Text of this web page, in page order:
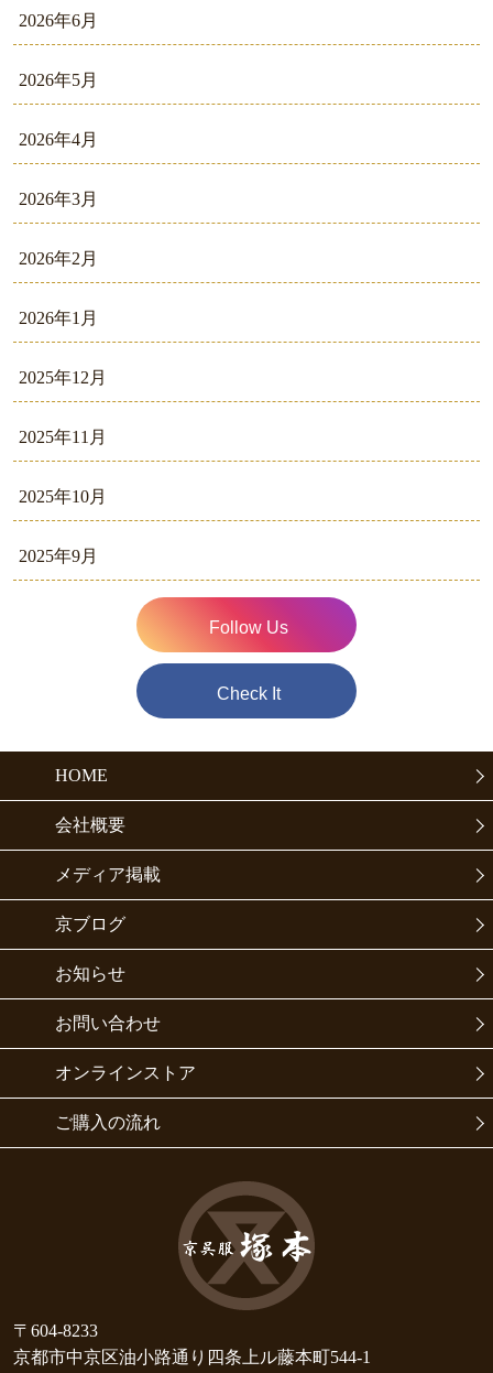
2026年6月
2026年5月
2026年4月
2026年3月
2026年2月
2026年1月
2025年12月
2025年11月
2025年10月
2025年9月
Follow Us
Check It
HOME
会社概要
メディア掲載
京ブログ
お知らせ
お問い合わせ
オンラインストア
ご購入の流れ
〒604-8233
京都市中京区油小路通り四条上ル藤本町544-1